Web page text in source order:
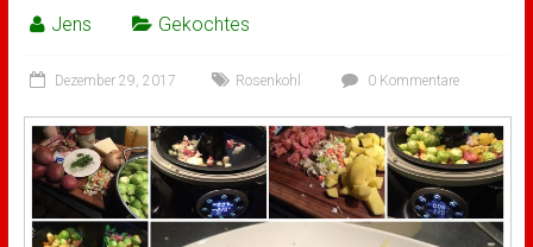
Jens Gekochtes
Dezember 29, 2017 Rosenkohl 0 Kommentare